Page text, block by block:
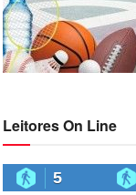
Leitores On Line
5